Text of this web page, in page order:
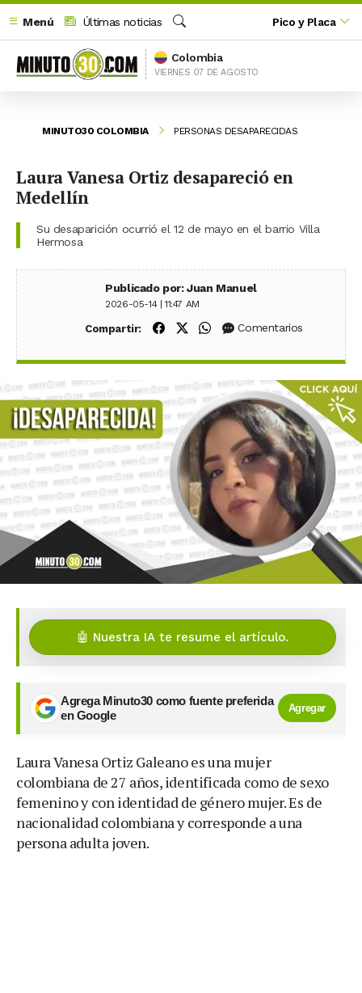
Menú
Últimas noticias
Buscar
Pico y Placa
Colombia
VIERNES 07 DE AGOSTO
MINUTO30 COLOMBIA PERSONAS DESAPARECIDAS
Laura Vanesa Ortiz desapareció en
Medellín
Su desaparición ocurrió el 12 de mayo en el barrio Villa
Hermosa
Publicado por: Juan Manuel
2026-05-14 | 11:47 AM
Compartir: Compartir en Facebook
Compartir en X (Twitter)
Compartir en WhatsApp
Comentarios
🤖 Nuestra IA te resume el artículo.
Agrega Minuto30 como fuente preferida
en Google
Agregar
Laura Vanesa Ortiz Galeano es una mujer
colombiana de 27 años, identificada como de sexo
femenino y con identidad de género mujer. Es de
nacionalidad colombiana y corresponde a una
persona adulta joven.